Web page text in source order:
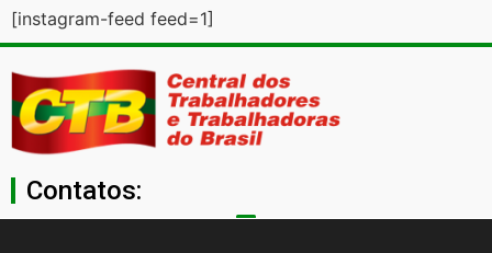
[instagram-feed feed=1]
Contatos: